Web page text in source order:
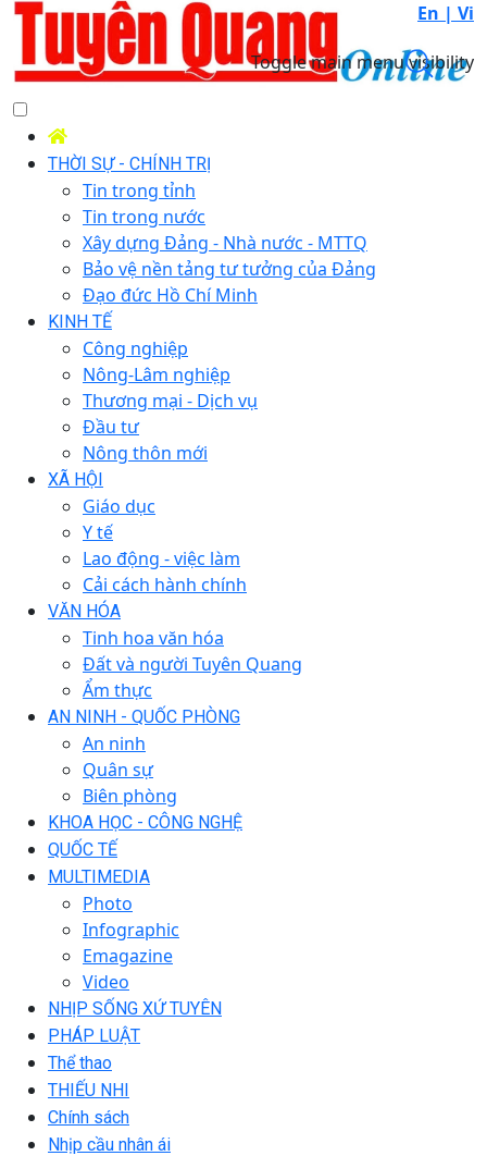
En | Vi
Toggle main menu visibility
THỜI SỰ - CHÍNH TRỊ
Tin trong tỉnh
Tin trong nước
Xây dựng Đảng - Nhà nước - MTTQ
Bảo vệ nền tảng tư tưởng của Đảng
Đạo đức Hồ Chí Minh
KINH TẾ
Công nghiệp
Nông-Lâm nghiệp
Thương mại - Dịch vụ
Đầu tư
Nông thôn mới
XÃ HỘI
Giáo dục
Y tế
Lao động - việc làm
Cải cách hành chính
VĂN HÓA
Tinh hoa văn hóa
Đất và người Tuyên Quang
Ẩm thực
AN NINH - QUỐC PHÒNG
An ninh
Quân sự
Biên phòng
KHOA HỌC - CÔNG NGHỆ
QUỐC TẾ
MULTIMEDIA
Photo
Infographic
Emagazine
Video
NHỊP SỐNG XỨ TUYÊN
PHÁP LUẬT
Thể thao
THIẾU NHI
Chính sách
Nhịp cầu nhân ái